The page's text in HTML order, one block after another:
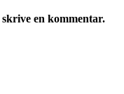
en kommentar.